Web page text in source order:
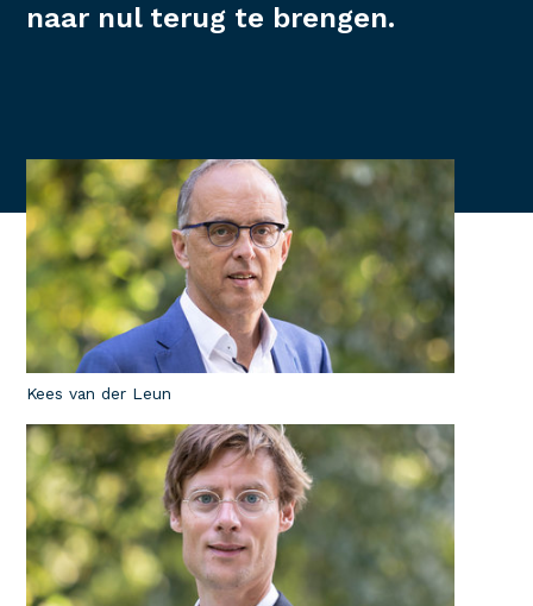
naar nul terug te brengen.
Kees van der Leun